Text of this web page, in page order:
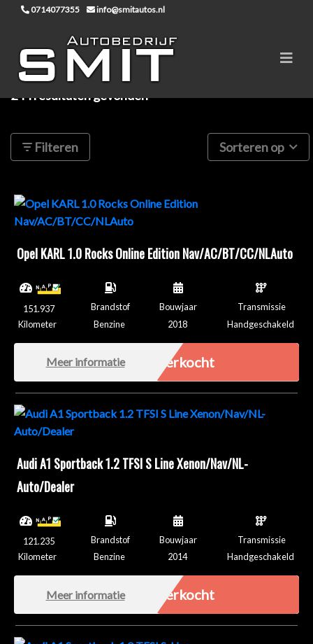
0714077355 info@smitautos.nl
244 resultaten gevonden
Filteren Sorteren op
Opel KARL 1.0 Rocks Online Edition Nav/AC/BT/CC/NLAuto
151.937
Kilometer
Brandstof
Benzine
Bouwjaar
2018
Transmissie
Handgeschakeld
Meer informatie Verkocht
Audi A1 Sportback 1.2 TFSI S Line Xenon/Nav/NL-
Auto/Dealer
121.235
Kilometer
Brandstof
Benzine
Bouwjaar
2014
Transmissie
Handgeschakeld
Meer informatie Verkocht